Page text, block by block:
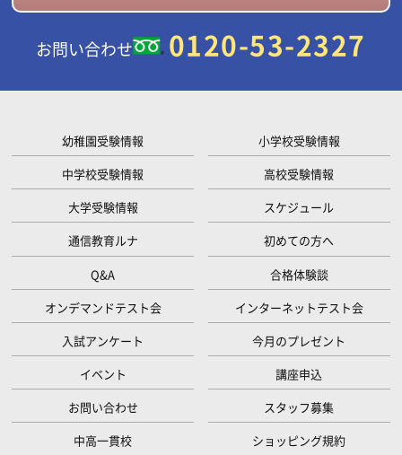
お問い合わせ 0120-53-2327
幼稚園受験情報
小学校受験情報
中学校受験情報
高校受験情報
大学受験情報
スケジュール
通信教育ルナ
初めての方へ
Q&A
合格体験談
オンデマンドテスト会
インターネットテスト会
入試アンケート
今月のプレゼント
イベント
講座申込
お問い合わせ
スタッフ募集
中高一貫校
ショッピング規約